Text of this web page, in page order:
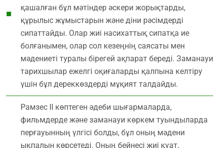
қашалған бұл мәтіндер әскери жорықтарды,
құрылыс жұмыстарын және діни рәсімдерді
сипаттайды. Олар жиі насихаттық сипатқа ие
болғанымен, олар сол кезеңнің саясаты мен
мәдениеті туралы бірегей ақпарат береді. Заманауи
тарихшылар ежелгі оқиғаларды қалпына келтіру
үшін бұл дереккөздерді мұқият талдайды.
Рамзес ІІ көптеген әдеби шығармаларда,
фильмдерде және заманауи көркем туындыларда
перғауынның үлгісі болды, бұл оның мәдени
ықпалын көрсетеді. Оның бейнесі жиі қуат,